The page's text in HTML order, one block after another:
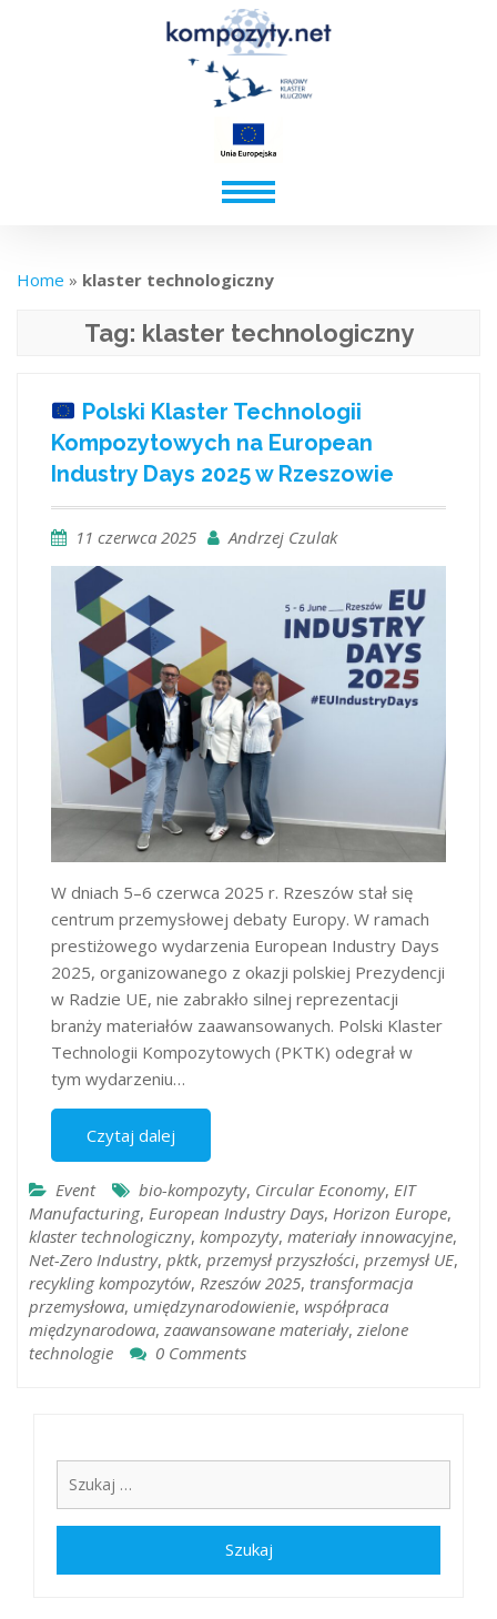
Home » klaster technologiczny
Tag: klaster technologiczny
Polski Klaster Technologii
Kompozytowych na European
Industry Days 2025 w Rzeszowie
11 czerwca 2025 Andrzej Czulak
W dniach 5–6 czerwca 2025 r. Rzeszów stał się
centrum przemysłowej debaty Europy. W ramach
prestiżowego wydarzenia European Industry Days
2025, organizowanego z okazji polskiej Prezydencji
w Radzie UE, nie zabrakło silnej reprezentacji
branży materiałów zaawansowanych. Polski Klaster
Technologii Kompozytowych (PKTK) odegrał w
tym wydarzeniu…
Czytaj dalej
Event bio-kompozyty, Circular Economy, EIT
Manufacturing, European Industry Days, Horizon Europe,
klaster technologiczny, kompozyty, materiały innowacyjne,
Net-Zero Industry, pktk, przemysł przyszłości, przemysł UE,
recykling kompozytów, Rzeszów 2025, transformacja
przemysłowa, umiędzynarodowienie, współpraca
międzynarodowa, zaawansowane materiały, zielone
technologie
0 Comments